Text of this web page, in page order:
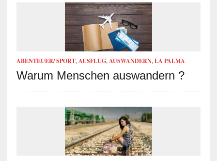
ABENTEUER/ SPORT, AUSFLUG, AUSWANDERN, LA PALMA
Warum Menschen auswandern ?